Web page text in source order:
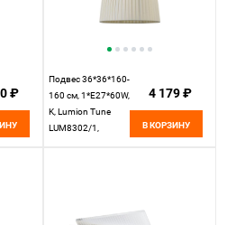
₽
Подвес 36*36*160-
160 см, 1*Е27*60W,
K, Lumion Tune
LUM8302/1,
4 179 ₽
В КОРЗИНУ